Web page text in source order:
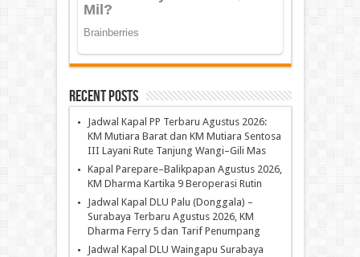
Recent Posts
Jadwal Kapal PP Terbaru Agustus 2026:
KM Mutiara Barat dan KM Mutiara Sentosa
III Layani Rute Tanjung Wangi–Gili Mas
Kapal Parepare–Balikpapan Agustus 2026,
KM Dharma Kartika 9 Beroperasi Rutin
Jadwal Kapal DLU Palu (Donggala) –
Surabaya Terbaru Agustus 2026, KM
Dharma Ferry 5 dan Tarif Penumpang
Jadwal Kapal DLU Waingapu Surabaya